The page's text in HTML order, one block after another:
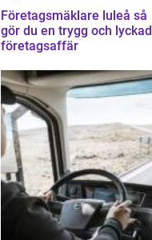
Företagsmäklare luleå så
gör du en trygg och lyckad
företagsaffär